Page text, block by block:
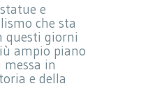
e
che sta
questi giorni
ampio piano
in
e della